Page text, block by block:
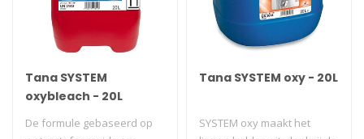
Tana SYSTEM
oxybleach - 20L
De formule gebaseerd op
Tana SYSTEM oxy - 20L
SYSTEM oxy maakt het